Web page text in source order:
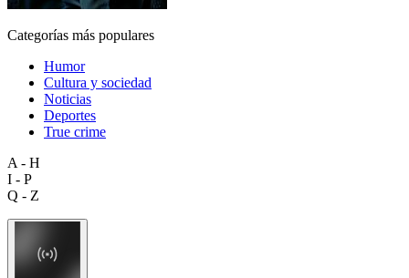
Categorías más populares
Humor
Cultura y sociedad
Noticias
Deportes
True crime
A - H
I - P
Q - Z